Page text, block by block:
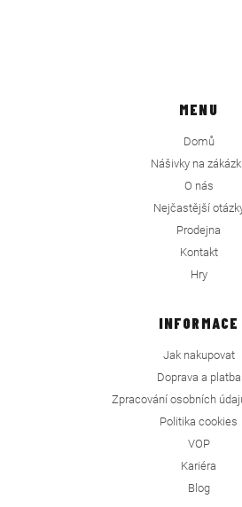
MENU
Domů
Nášivky na
O nás
Nejčastější
Prodejna
Kontakt
Hry
INFORMACE
Jak nakupovat
Doprava a platba
Zpracování osobních
Politika cookies
VOP
Kariéra
Blog